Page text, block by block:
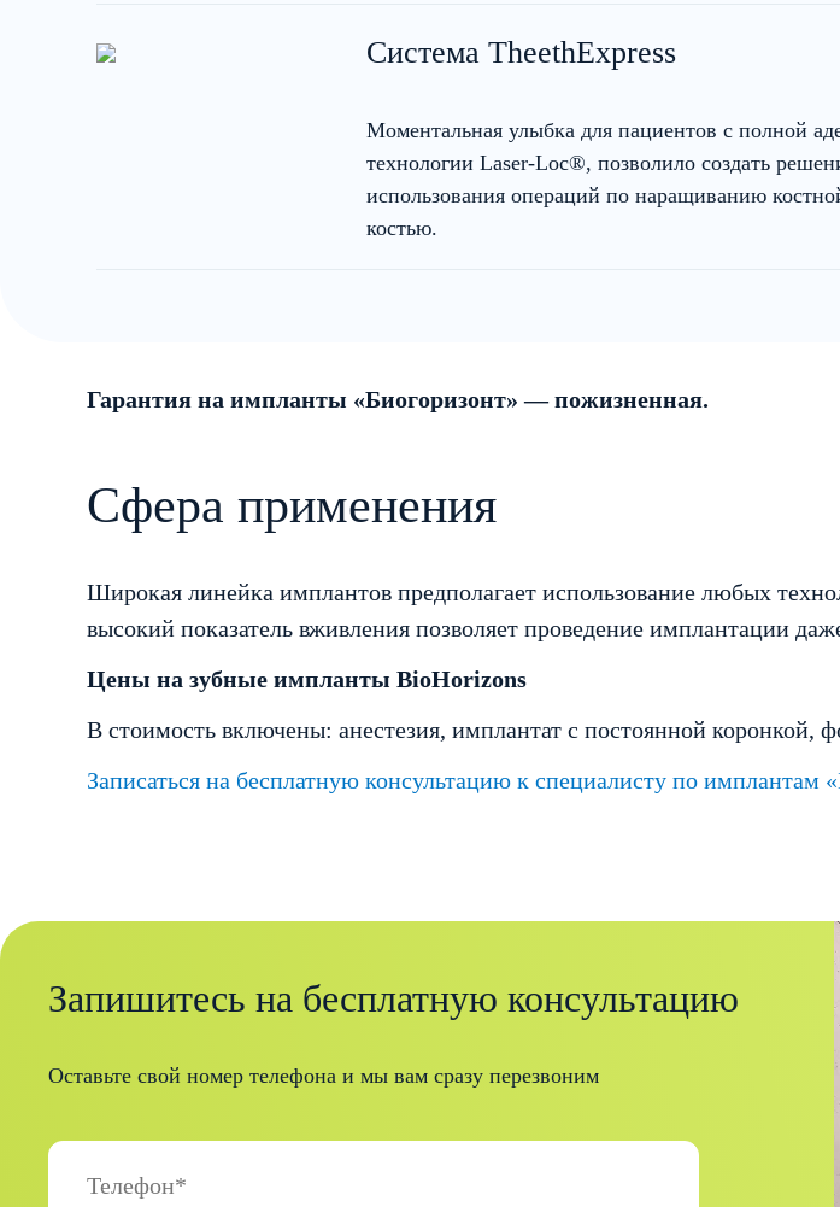
Система TheethExpress
Моментальная улыбка для пациентов с полной
технологии Laser-Loc®, позволило создать
использования операций по наращиванию
костью.
Гарантия на импланты «Биогоризонт» — пожизненная.
Сфера применения
Широкая линейка имплантов предполагает использование любых
высокий показатель вживления позволяет проведение имплантации
Цены на зубные импланты BioHorizons
В стоимость включены: анестезия, имплантат с постоянной коронкой,
Записаться на бесплатную консультацию к специалисту по имплантам
Запишитесь на бесплатную консультацию
Оставьте свой номер телефона и мы вам сразу перезвоним